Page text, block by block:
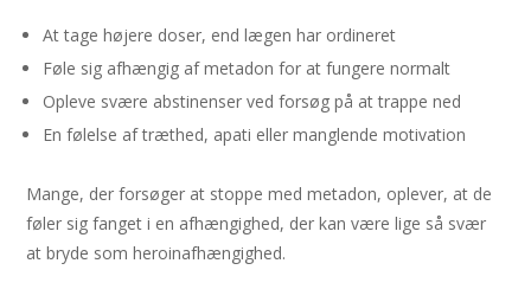
At tage højere doser, end lægen har ordineret
Føle sig afhængig af metadon for at fungere normalt
Opleve svære abstinenser ved forsøg på at trappe ned
En følelse af træthed, apati eller manglende motivation
Mange, der forsøger at stoppe med metadon, oplever, at de
føler sig fanget i en afhængighed, der kan være lige så svær
at bryde som heroinafhængighed.